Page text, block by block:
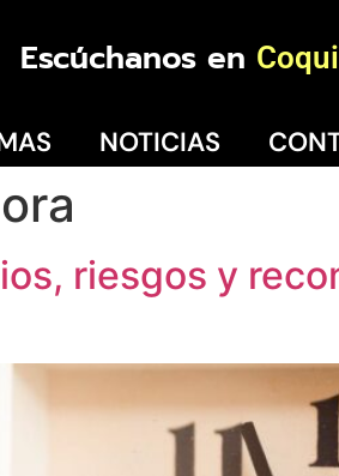
Escúchanos en
NOTICIAS
riesgos y